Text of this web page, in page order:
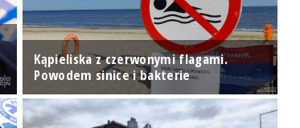
Kąpieliska z czerwonymi flagami.
Powodem sinice i bakterie